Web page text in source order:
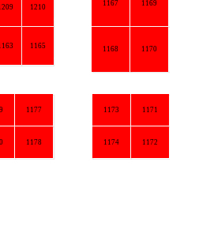
1165
1169
1170
1171
1172
1177
1178
1210